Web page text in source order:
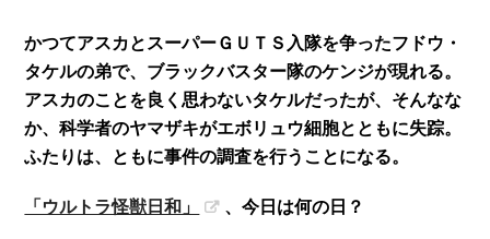
かつてアスカとスーパーＧＵＴＳ入隊を争ったフドウ・
タケルの弟で、ブラックバスター隊のケンジが現れる。
アスカのことを良く思わないタケルだったが、そんなな
か、科学者のヤマザキがエボリュウ細胞とともに失踪。
ふたりは、ともに事件の調査を行うことになる。
「ウルトラ怪獣日和」
、今日は何の日？